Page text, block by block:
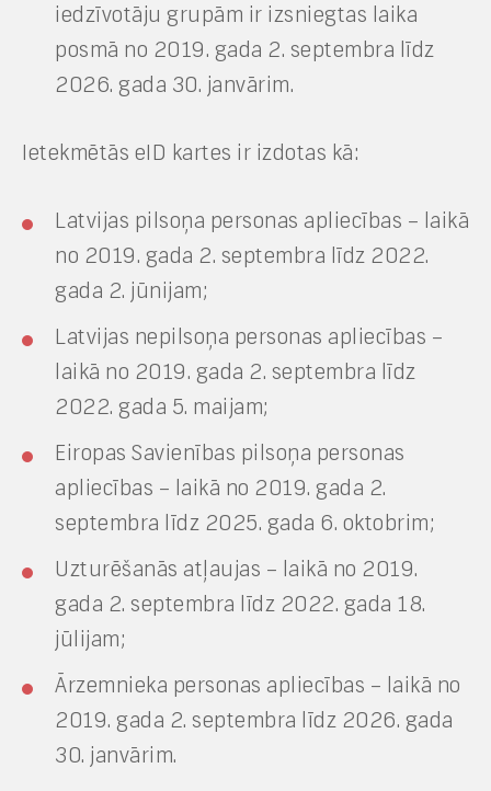
iedzīvotāju grupām ir izsniegtas laika
posmā no 2019. gada 2. septembra līdz
2026. gada 30. janvārim.
Ietekmētās eID kartes ir izdotas kā:
Latvijas pilsoņa personas apliecības – laikā
no 2019. gada 2. septembra līdz 2022.
gada 2. jūnijam;
Latvijas nepilsoņa personas apliecības –
laikā no 2019. gada 2. septembra līdz
2022. gada 5. maijam;
Eiropas Savienības pilsoņa personas
apliecības – laikā no 2019. gada 2.
septembra līdz 2025. gada 6. oktobrim;
Uzturēšanās atļaujas – laikā no 2019.
gada 2. septembra līdz 2022. gada 18.
jūlijam;
Ārzemnieka personas apliecības – laikā no
2019. gada 2. septembra līdz 2026. gada
30. janvārim.